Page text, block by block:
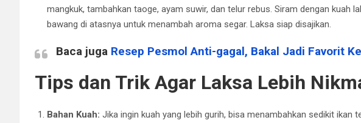
mangkuk, tambahkan taoge, ayam suwir, dan telur rebus. Siram dengan kuah
bawang di atasnya untuk menambah aroma segar. Laksa siap disajikan.
Baca juga Resep Pesmol Anti-gagal, Bakal Jadi Favorit
Tips dan Trik Agar Laksa Lebih
Bahan Kuah: Jika ingin kuah yang lebih gurih, bisa menambahkan sedikit ikan